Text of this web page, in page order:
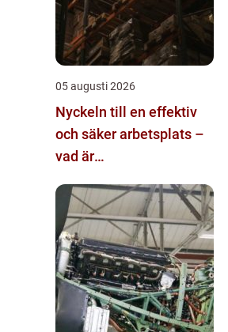
05 augusti 2026
Nyckeln till en effektiv
och säker arbetsplats –
vad är